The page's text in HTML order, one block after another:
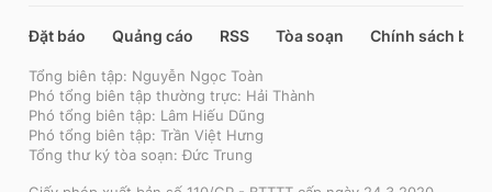
Đặt báo Quảng cáo RSS Tòa soạn Chính sách bảo
Tổng biên tập: Nguyễn Ngọc Toàn
Phó tổng biên tập thường trực: Hải Thành
Phó tổng biên tập: Lâm Hiếu Dũng
Phó tổng biên tập: Trần Việt Hưng
Tổng thư ký tòa soạn: Đức Trung